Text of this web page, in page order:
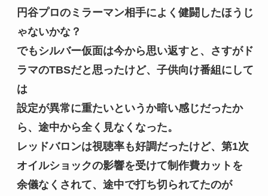
円谷プロのミラーマン相手によく健闘したほうじ
ゃないかな？
でもシルバー仮面は今から思い返すと、さすがド
ラマのTBSだと思ったけど、子供向け番組にして
は
設定が異常に重たいというか暗い感じだったか
ら、途中から全く見なくなった。
レッドバロンは視聴率も好調だったけど、第1次
オイルショックの影響を受けて制作費カットを
余儀なくされて、途中で打ち切られてたのが